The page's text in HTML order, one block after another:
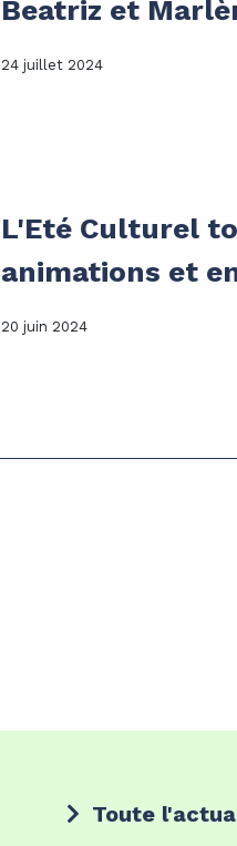
Beatriz et
24 juillet 2024
L'Eté Culturel
animations et
20 juin 2024
Toute